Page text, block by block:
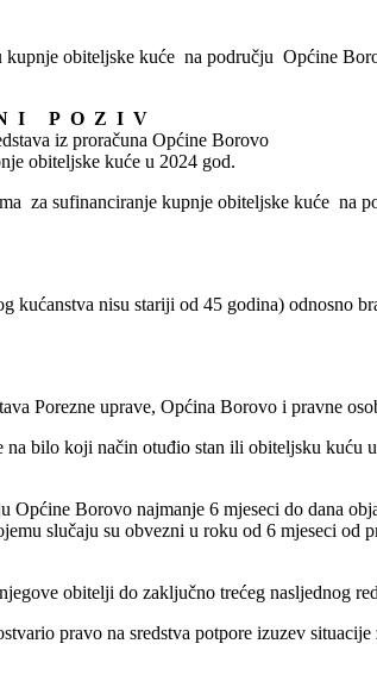
obiteljske kuće na području Općine
I P O Z I V
iz proračuna Općine Borovo
obiteljske kuće u 2024 god.
za sufinanciranje kupnje obiteljske kuće na
kućanstva nisu stariji od 45 godina) odnosno
Porezne uprave, Općina Borovo i pravne
bilo koji način otuđio stan ili obiteljsku kuću
Borovo najmanje 6 mjeseci do dana
slučaju su obvezni u roku od 6 mjeseci od
obitelji do zaključno trećeg nasljednog
pravo na sredstva potpore izuzev